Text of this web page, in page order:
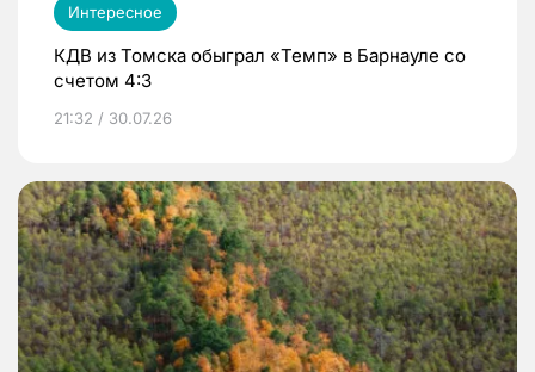
Интересное
КДВ из Томска обыграл «Темп» в Барнауле со
счетом 4:3
21:32 / 30.07.26